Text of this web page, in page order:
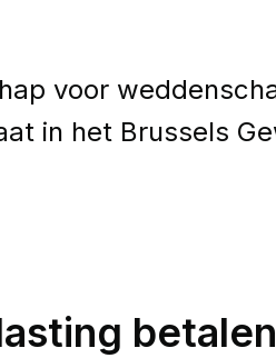
voor
in het Brussels